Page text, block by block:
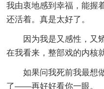
我由衷地感到幸福，能握
还活着。真是太好了。
因为我是又感性，又
在我看来，整部戏的内核
如果问我死前我最想
了——再好好看你一眼。